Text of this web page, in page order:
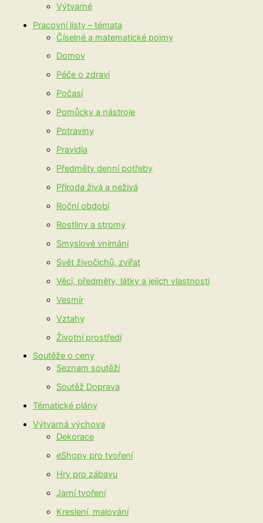
Výtvarné
Pracovní listy – témata
Číselné a matematické pojmy
Domov
Péče o zdraví
Počasí
Pomůcky a nástroje
Potraviny
Pravidla
Předměty denní potřeby
Příroda živá a neživá
Roční období
Rostliny a stromy
Smyslové vnímání
Svět živočichů, zvířat
Věci, předměty, látky a jejich vlastnosti
Vesmír
Vztahy
Životní prostředí
Soutěže o ceny
Seznam soutěží
Soutěž Doprava
Tématické plány
Výtvarná výchova
Dekorace
eShopy pro tvoření
Hry pro zábavu
Jarní tvoření
Kreslení, malování